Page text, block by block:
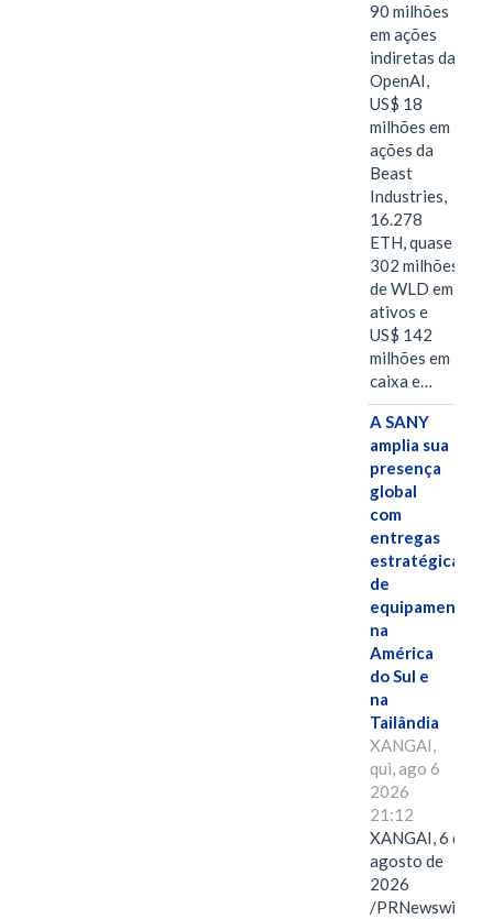
90 milhões
em ações
indiretas da
OpenAI,
US$ 18
milhões em
ações da
Beast
Industries,
16.278
ETH, quase
302 milhões
de WLD em
ativos e
US$ 142
milhões em
caixa e…
A SANY
amplia sua
presença
global
com
entregas
estratégicas
de
equipamentos
na
América
do Sul e
na
Tailândia
XANGAI,
qui, ago 6
2026
21:12
XANGAI, 6 de
agosto de
2026
/PRNewswire/